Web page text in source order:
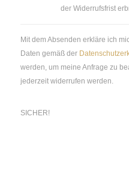
der Widerrufsfrist
Mit dem Absenden erkläre ich
Daten gemäß der
werden, um meine Anfrage zu
jederzeit widerrufen werden.
SICHER!